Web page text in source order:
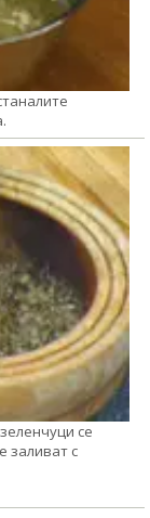
се
заливат с